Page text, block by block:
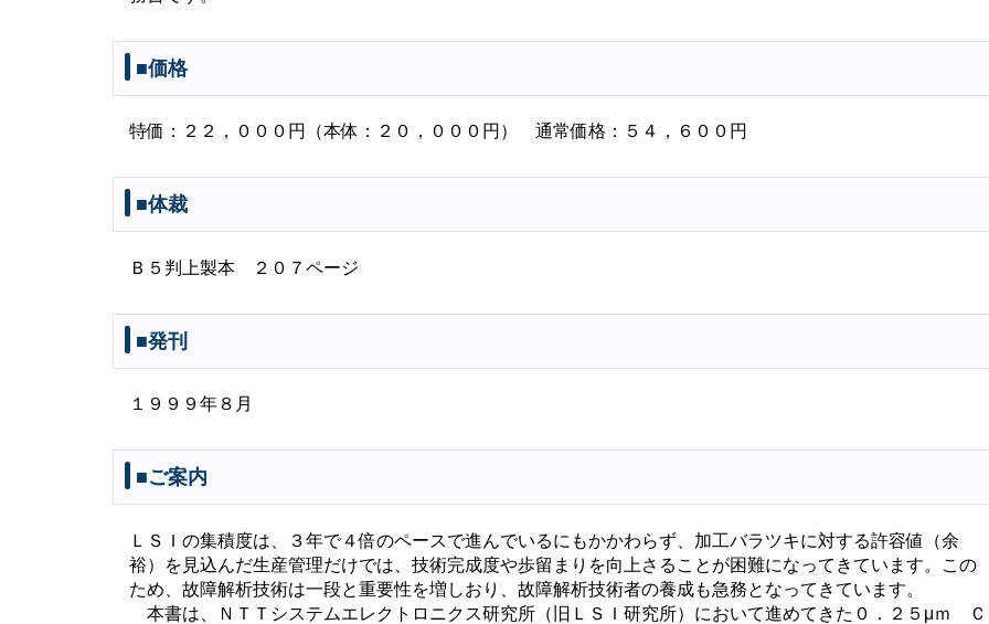
■価格
特価：２２，０００円（本体：２０，０００円） 通常価格：５４，６００円
■体裁
Ｂ５判上製本 ２０７ページ
■発刊
１９９９年８月
■ご案内
ＬＳＩの集積度は、３年で４倍のペースで進んでいるにもかかわらず、加工バラツキに対する許容値（余
裕）を見込んだ生産管理だけでは、技術完成度や歩留まりを向上さることが困難になってきています。この
ため、故障解析技術は一段と重要性を増しおり、故障解析技術者の養成も急務となってきています。
本書は、ＮＴＴシステムエレクトロニクス研究所（旧ＬＳＩ研究所）において進めてきた０．２５μｍ Ｃ